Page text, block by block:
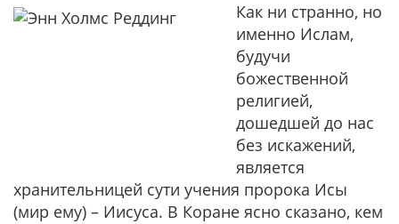
Как ни странно, но
именно Ислам,
будучи
божественной
религией,
дошедшей до нас
без искажений,
является
хранительницей сути учения пророка Исы
(мир ему) – Иисуса. В Коране ясно сказано, кем